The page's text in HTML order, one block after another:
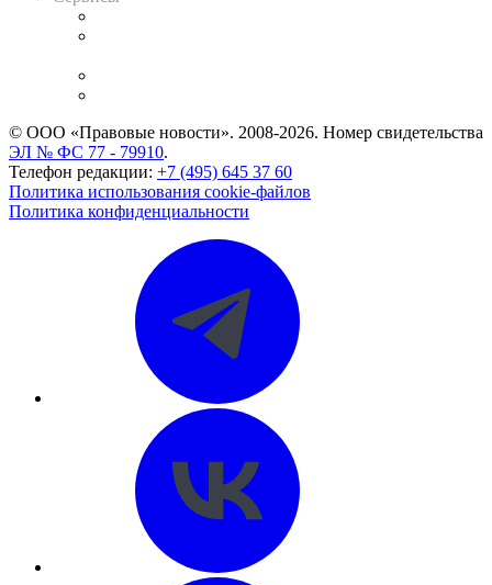
© ООО «Правовые новости». 2008-2026. Номер свидетельства
ЭЛ № ФС 77 - 79910.
Телефон редакции: +7 (495) 645 37 60
Политика использования cookie-файлов
Политика конфиденциальности